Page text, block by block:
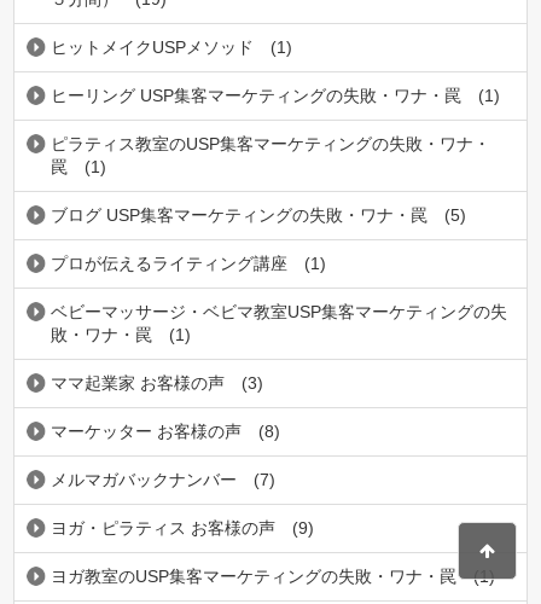
ヒットメイクUSPメソッド (1)
ヒーリング USP集客マーケティングの失敗・ワナ・罠 (1)
ピラティス教室のUSP集客マーケティングの失敗・ワナ・
罠
(1)
ブログ USP集客マーケティングの失敗・ワナ・罠 (5)
プロが伝えるライティング講座 (1)
ベビーマッサージ・ベビマ教室USP集客マーケティングの失
敗・ワナ・罠
(1)
ママ起業家 お客様の声 (3)
マーケッター お客様の声 (8)
メルマガバックナンバー (7)
ヨガ・ピラティス お客様の声 (9)
ヨガ教室のUSP集客マーケティングの失敗・ワナ・罠 (1)